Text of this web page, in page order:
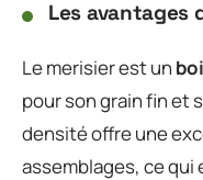
Les avantages
Le merisier est un
pour son grain fin et
densité offre une
assemblages, ce qui